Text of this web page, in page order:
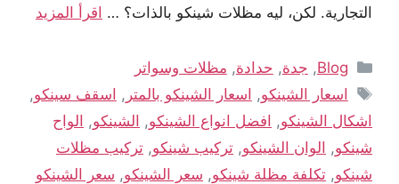
التجارية. لكن، ليه مظلات شينكو بالذات؟ … اقرأ المزيد
Blog
, جدة, حدادة, مظلات وسواتر
اسعار الشينكو, اسعار الشينكو بالمتر , اسقف سينكو,
اشكال الشينكو, افضل انواع الشينكو, الشينكو, الواح
شينكو, الوان الشينكو, تركيب شينكو, تركيب مظلات
شينكو, تكلفة مظلة شينكو, سعر الشينكو, سعر الشينكو